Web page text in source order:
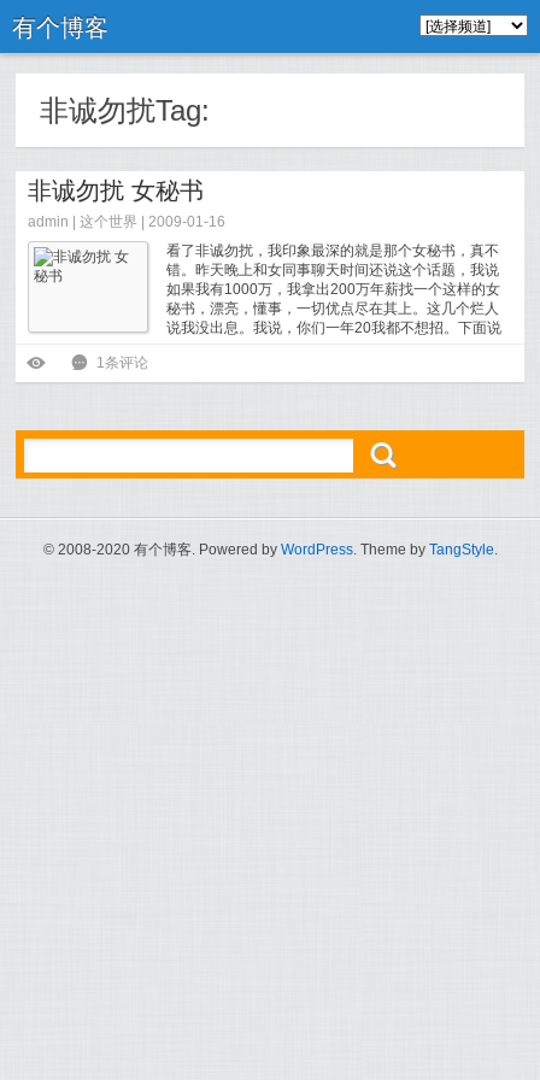
有个博客
非诚勿扰Tag:
非诚勿扰 女秘书
admin |这个世界
| 2009-01-16
看了非诚勿扰，我印象最深的就是那个女秘书，真不
错。昨天晚上和女同事聊天时间还说这个话题，我说
如果我有1000万，我拿出200万年薪找一个这样的女
秘书，漂亮，懂事，一切优点尽在其上。这几个烂人
说我没出息。我说，你们一年20我都不想招。下面说
4月1日星座：白羊座 出生地：甘肃平凉三围： 34 / 22 /...
ė 6 1条评论
ő
© 2008-2020 有个博客. Powered by WordPress. Theme by TangStyle.